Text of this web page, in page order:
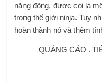
năng động, được coi là
trong thế giới ninja. Tuy
hoàn thành nó và thêm
QUẢNG CÁO .